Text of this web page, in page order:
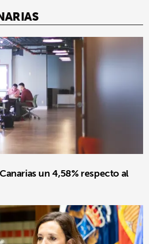
un 4,58% respecto al